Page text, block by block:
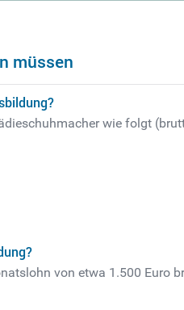
müssen
wie folgt
von etwa 1.500 Euro